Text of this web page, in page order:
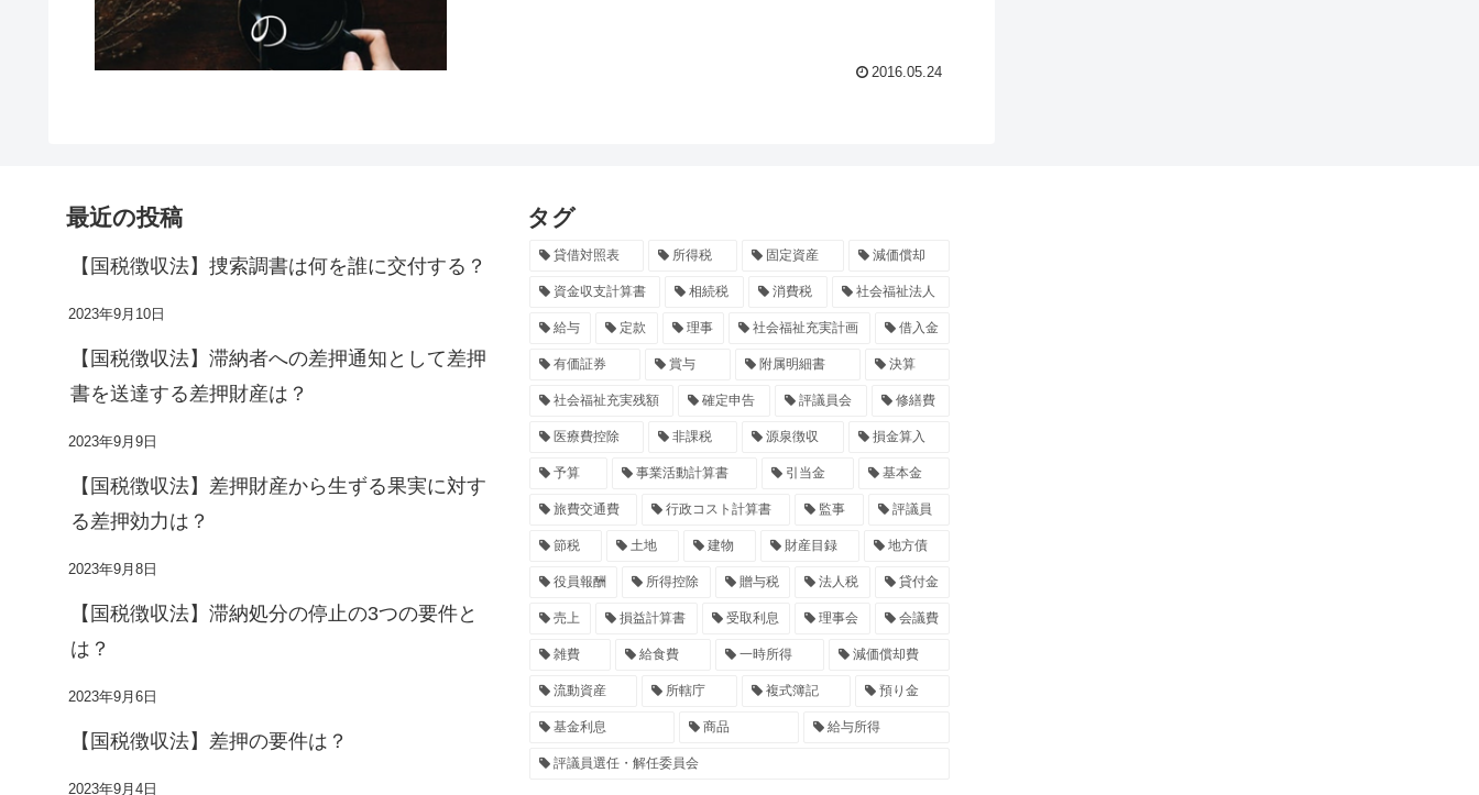
2016.05.24
最近の投稿
【国税徴収法】捜索調書は何を誰に交付する？
2023年9月10日
【国税徴収法】滞納者への差押通知として差押
書を送達する差押財産は？
2023年9月9日
【国税徴収法】差押財産から生ずる果実に対す
る差押効力は？
2023年9月8日
【国税徴収法】滞納処分の停止の3つの要件と
は？
2023年9月6日
【国税徴収法】差押の要件は？
2023年9月4日
タグ
貸借対照表 所得税 固定資産 減価償却
資金収支計算書 相続税 消費税 社会福祉法人
給与 定款 理事 社会福祉充実計画 借入金
有価証券 賞与 附属明細書 決算
社会福祉充実残額 確定申告 評議員会 修繕費
医療費控除 非課税 源泉徴収 損金算入
予算 事業活動計算書 引当金 基本金
旅費交通費 行政コスト計算書 監事 評議員
節税 土地 建物 財産目録 地方債
役員報酬 所得控除 贈与税 法人税 貸付金
売上 損益計算書 受取利息 理事会 会議費
雑費 給食費 一時所得 減価償却費
流動資産 所轄庁 複式簿記 預り金
基金利息 商品 給与所得
評議員選任・解任委員会